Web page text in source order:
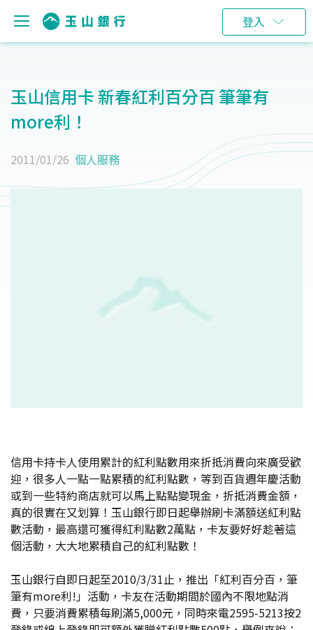
登入
玉山信用卡 新春紅利百分百 筆筆有
more利！
2011/01/26 個人服務
信用卡持卡人使用累計的紅利點數用來折抵消費向來廣受歡
迎，很多人一點一點累積的紅利點數，等到百貨週年慶活動
或到一些特約商店就可以馬上點點變現金，折抵消費金額，
真的很實在又划算！玉山銀行即日起舉辦刷卡滿額送紅利點
數活動，最高還可獲得紅利點數2萬點，卡友要好好趁著這
個活動，大大地累積自己的紅利點數！
玉山銀行自即日起至2010/3/31止，推出「紅利百分百，筆
筆有more利!」活動，卡友在活動期間於國內不限地點消
費，只要消費累積每刷滿5,000元，同時來電2595-5213按2